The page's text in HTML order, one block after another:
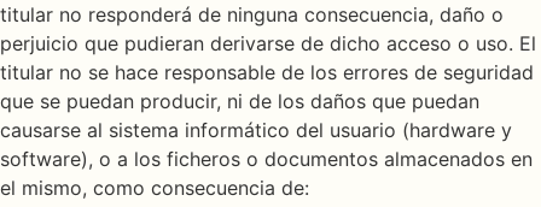
titular no responderá de ninguna consecuencia, daño o
perjuicio que pudieran derivarse de dicho acceso o uso. El
titular no se hace responsable de los errores de seguridad
que se puedan producir, ni de los daños que puedan
causarse al sistema informático del usuario (hardware y
software), o a los ficheros o documentos almacenados en
el mismo, como consecuencia de: